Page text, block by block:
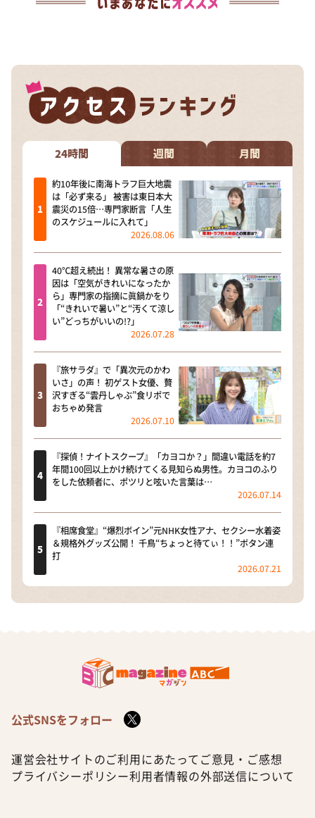
24時間 週間 月間
約10年後に南海トラフ巨大地震
は「必ず来る」 被害は東日本大
震災の15倍…専門家断言「人生
のスケジュールに入れて」
2026.08.06
40℃超え続出！ 異常な暑さの原
因は「空気がきれいになったか
ら」専門家の指摘に眞鍋かをり
「“きれいで暑い”と“汚くて涼し
い”どっちがいいの!?」
2026.07.28
『旅サラダ』で「異次元のかわ
いさ」の声！ 初ゲスト女優、贅
沢すぎる“雲丹しゃぶ”食リポで
おちゃめ発言
2026.07.10
『探偵！ナイトスクープ』「カヨコか？」間違い電話を約7
年間100回以上かけ続けてくる見知らぬ男性。カヨコのふり
をした依頼者に、ポツリと呟いた言葉は…
2026.07.14
『相席食堂』“爆烈ボイン”元NHK女性アナ、セクシー水着姿
＆規格外グッズ公開！ 千鳥“ちょっと待てぃ！！”ボタン連
打
2026.07.21
公式SNSをフォロー
運営会社サイトのご利用にあたって ご意見・ご感想
プライバシーポリシー利用者情報の外部送信について